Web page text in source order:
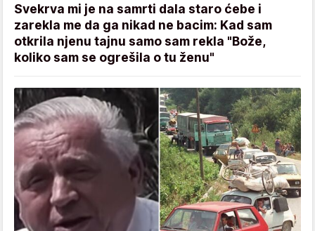
Svekrva mi je na samrti dala staro ćebe i
zarekla me da ga nikad ne bacim: Kad sam
otkrila njenu tajnu samo sam rekla "Bože,
koliko sam se ogrešila o tu ženu"